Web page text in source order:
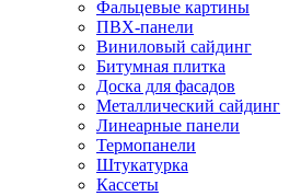
Фальцевые картины
ПВХ-панели
Виниловый сайдинг
Битумная плитка
Доска для фасадов
Металлический сайдинг
Линеарные панели
Термопанели
Штукатурка
Кассеты